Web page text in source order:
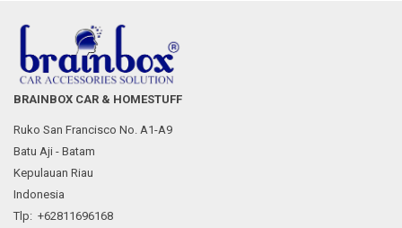
BRAINBOX CAR & HOMESTUFF
Ruko San Francisco No. A1-A9
Batu Aji - Batam
Kepulauan Riau
Indonesia
Tlp: +62811696168